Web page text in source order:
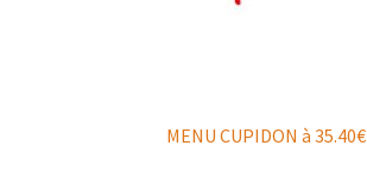
MENU CUPIDON à 35.40€